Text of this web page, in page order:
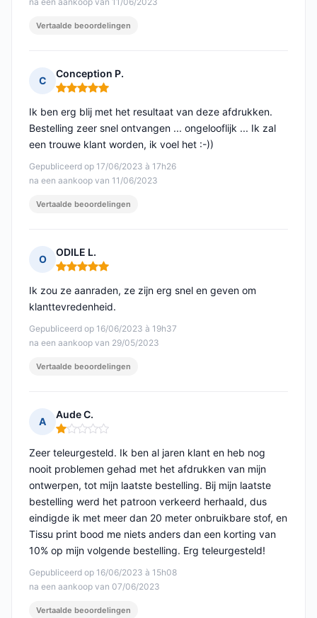
Vertaalde beoordelingen
C
Conception P.
Opmerking: 5 van 5
Gepubliceerd op 17/06/2023 à 17h26
na een aankoop van 11/06/2023
Ik ben erg blij met het resultaat van deze afdrukken.
Bestelling zeer snel ontvangen ... ongelooflijk ... Ik zal
een trouwe klant worden, ik voel het :-))
Vertaalde beoordelingen
O
ODILE L.
Opmerking: 5 van 5
Gepubliceerd op 16/06/2023 à 19h37
na een aankoop van 29/05/2023
Ik zou ze aanraden, ze zijn erg snel en geven om
klanttevredenheid.
Vertaalde beoordelingen
A
Aude C.
Opmerking: 1 van 5
Gepubliceerd op 16/06/2023 à 15h08
na een aankoop van 07/06/2023
Zeer teleurgesteld. Ik ben al jaren klant en heb nog
nooit problemen gehad met het afdrukken van mijn
ontwerpen, tot mijn laatste bestelling. Bij mijn laatste
bestelling werd het patroon verkeerd herhaald, dus
eindigde ik met meer dan 20 meter onbruikbare stof, en
Tissu print bood me niets anders dan een korting van
10% op mijn volgende bestelling. Erg teleurgesteld!
Vertaalde beoordelingen